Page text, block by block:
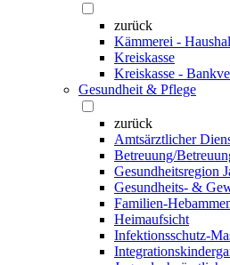
zurück
Kämmerei -
Kreiskasse
Kreiskasse -
Gesundheit & Pflege
zurück
Amtsärztlicher
Betreuung/
Gesundheitsregion
Gesundheits- &
Familien-
Heimaufsicht
Infektionsschutz-